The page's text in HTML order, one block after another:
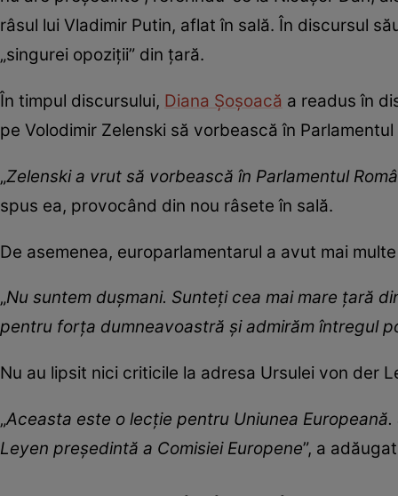
râsul lui Vladimir Putin, aflat în sală. În discursul
„singurei opoziții” din țară.
În timpul discursului, Diana Șoșoacă a readus în
pe Volodimir Zelenski să vorbească în Parlamentul
„Zelenski a vrut să vorbească în Parlamentul
spus ea, provocând din nou râsete în sală.
De asemenea, europarlamentarul a avut mai
„Nu suntem dușmani. Sunteți cea mai mare țară
pentru forța dumneavoastră și admirăm întregul
Nu au lipsit nici criticile la adresa Ursulei von der
„Aceasta este o lecție pentru Uniunea
Leyen președintă a Comisiei Europene”, a